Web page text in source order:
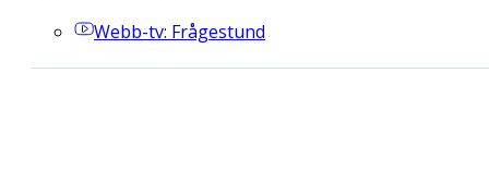
Webb-tv: Frågestund